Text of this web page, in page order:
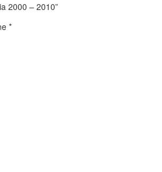
2000 – 2010”
*